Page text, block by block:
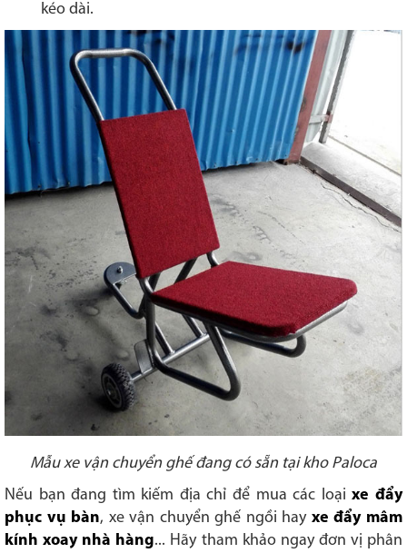
kéo dài.
Mẫu xe vận chuyển ghế đang có sẵn tại kho Paloca
Nếu bạn đang tìm kiếm địa chỉ để mua các loạixe đẩy
phục vụ bàn, xe vận chuyển ghế ngồi hay xe đẩy mâm
kính xoay nhà hàng... Hãy tham khảo ngay đơn vị phân